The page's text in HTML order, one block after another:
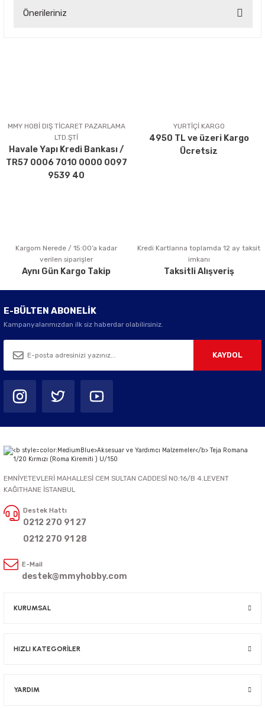
Önerileriniz
Ürün açıklamasında eksik bilgiler bulunuyor.
Ürün bilgilerinde hatalar bulunuyor.
Ürün fiyatı diğer sitelerden daha pahalı.
Bu ürüne benzer farklı alternatifler olmalı.
Gönder
MMY HOBİ DIŞ TİCARET PAZARLAMA
LTD.ŞTİ
Havale Yapı Kredi Bankası /
TR57 0006 7010 0000 0097
9539 40
YURTİÇİ KARGO
4950 TL ve üzeri Kargo
Ücretsiz
Kargom Nerede / 15:00’a kadar
verilen siparişler
Aynı Gün Kargo Takip
Kredi Kartlarına toplamda 12 ay taksit
imkanı
Taksitli Alışveriş
E-BÜLTEN ABONELİK
Kampanyalarımızdan ilk siz haberdar olabilirsiniz.
KAYDOL
EMNİYETEVLERİ MAHALLESİ CEM SULTAN CADDESİ NO:16/B 4.LEVENT
KAĞITHANE İSTANBUL
Destek Hattı
0212 270 91 27
0212 270 91 28
E-Mail
destek@mmyhobby.com
KURUMSAL
HIZLI KATEGORİLER
YARDIM